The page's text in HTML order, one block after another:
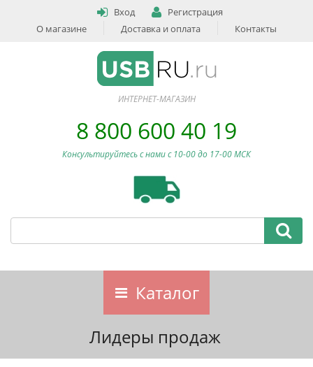
Вход
Регистрация
О магазине
Доставка и оплата Контакты
ИНТЕРНЕТ-МАГАЗИН
8 800 600 40 19
Консультируйтесь с нами c 10-00 до 17-00 МСК
Каталог
Лидеры продаж